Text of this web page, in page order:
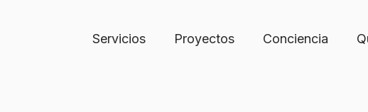
Servicios Proyectos Conciencia